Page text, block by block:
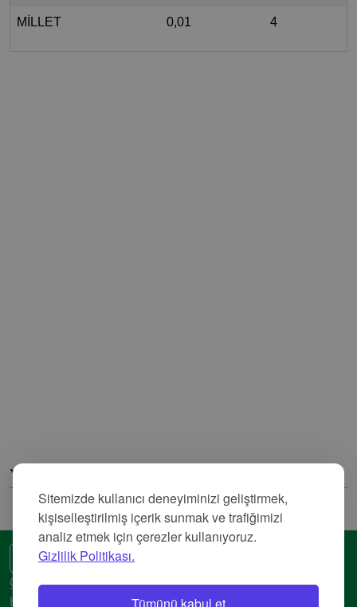
Sitemizde kullanıcı deneyiminizi geliştirmek,
kişiselleştirilmiş içerik sunmak ve trafiğimizi
analiz etmek için çerezler kullanıyoruz.
Gizlilik Politikası.
MİLLET 0,01 4
Yorumlar
🌍 Başka bir dil
Gizlilik Politikası
Hizmet Şartları